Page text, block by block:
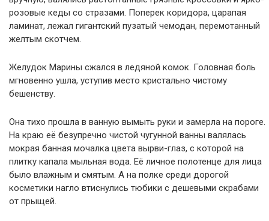
розовые кеды со стразами. Поперек коридора, царапая
ламинат, лежал гигантский пузатый чемодан, перемотанный
желтым скотчем.
Желудок Марины сжался в ледяной комок. Головная боль
мгновенно ушла, уступив место кристально чистому
бешенству.
Она тихо прошла в ванную вымыть руки и замерла на пороге.
На краю её безупречно чистой чугунной ванны валялась
мокрая банная мочалка цвета вырви-глаз, с которой на
плитку капала мыльная вода. Её личное полотенце для лица
было влажным и смятым. А на полке среди дорогой
косметики нагло втиснулись тюбики с дешевыми скрабами
от прыщей.